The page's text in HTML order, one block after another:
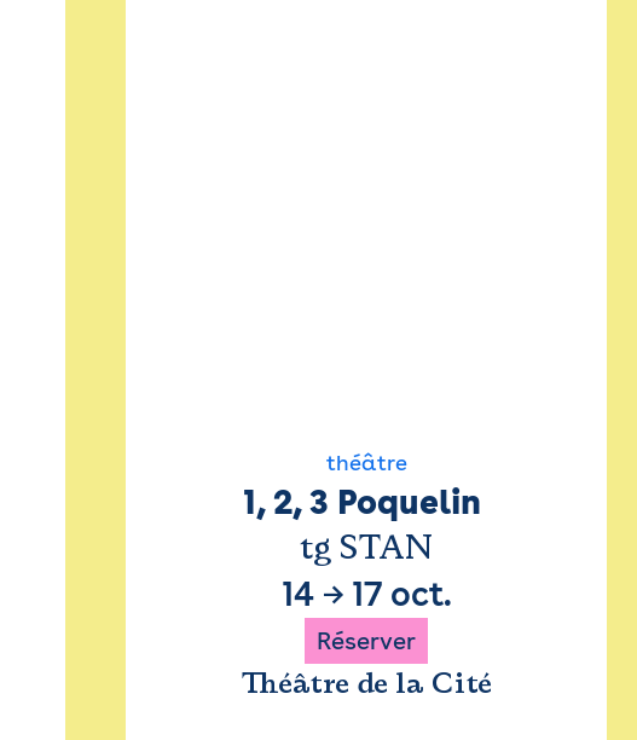
théâtre
1, 2, 3 Poquelin
tg STAN
14→ 17 oct.
Réserver
Théâtre de la Cité